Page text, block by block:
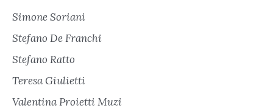
Simone Soriani
Stefano De Franchi
Stefano Ratto
Teresa Giulietti
Valentina Proietti Muzi